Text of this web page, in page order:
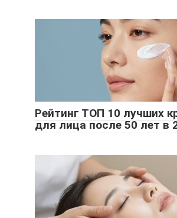
Рейтинг ТОП 10 лучших
для лица после 50 лет в